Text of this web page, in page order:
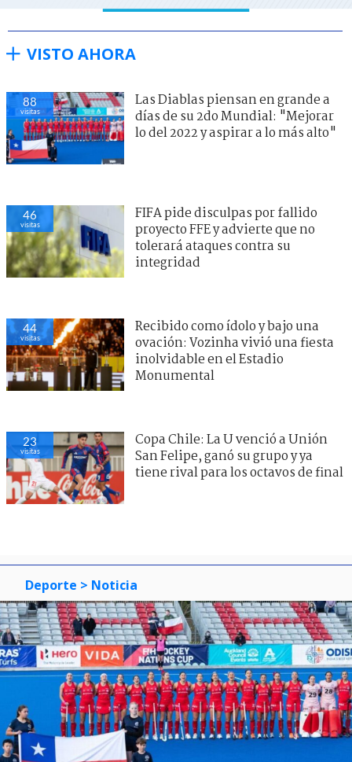
VISTO AHORA
88
visitas
Las Diablas piensan en grande a
días de su 2do Mundial: "Mejorar
lo del 2022 y aspirar a lo más alto"
46
visitas
FIFA pide disculpas por fallido
proyecto FFE y advierte que no
tolerará ataques contra su
integridad
44
visitas
Recibido como ídolo y bajo una
ovación: Vozinha vivió una fiesta
inolvidable en el Estadio
Monumental
23
visitas
Copa Chile: La U venció a Unión
San Felipe, ganó su grupo y ya
tiene rival para los octavos de final
Deporte > Noticia